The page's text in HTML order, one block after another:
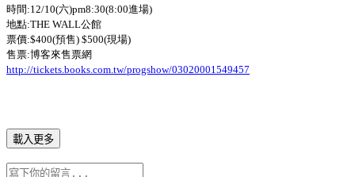
時間:12/10(六)pm8:30(8:00進場)
地點:THE WALL公館
票價:$400(預售) $500(現場)
售票:博客來售票網
http://tickets.books.com.tw/progshow/03020001549457
載入更多